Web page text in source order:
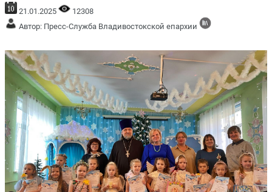
21.01.2025
12308
Автор: Пресс-Служба Владивостокской епархии